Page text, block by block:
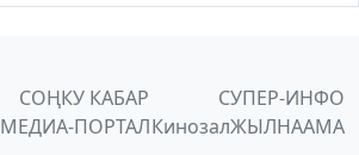
СОҢКУ КАБАР
СУПЕР-ИНФО
МЕДИА-ПОРТАЛКинозалЖЫЛНААМА